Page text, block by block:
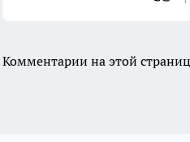
Комментарии на этой